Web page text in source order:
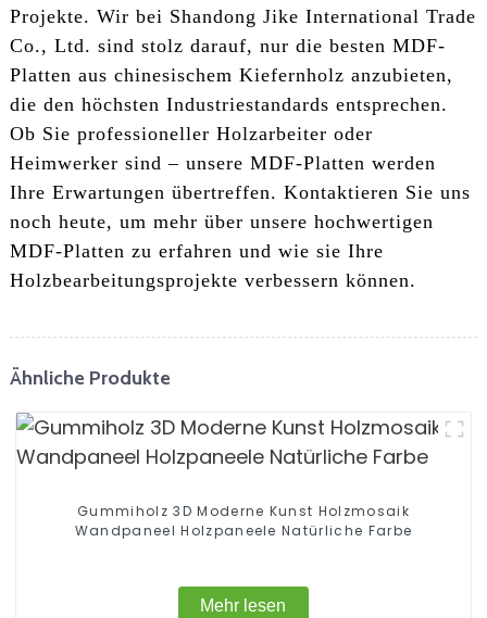
Projekte. Wir bei Shandong Jike International Trade
Co., Ltd. sind stolz darauf, nur die besten MDF-
Platten aus chinesischem Kiefernholz anzubieten,
die den höchsten Industriestandards entsprechen.
Ob Sie professioneller Holzarbeiter oder
Heimwerker sind – unsere MDF-Platten werden
Ihre Erwartungen übertreffen. Kontaktieren Sie uns
noch heute, um mehr über unsere hochwertigen
MDF-Platten zu erfahren und wie sie Ihre
Holzbearbeitungsprojekte verbessern können.
Ähnliche Produkte
Gummiholz ​​3D Moderne Kunst Holzmosaik
Wandpaneel Holzpaneele Natürliche Farbe
Mehr lesen